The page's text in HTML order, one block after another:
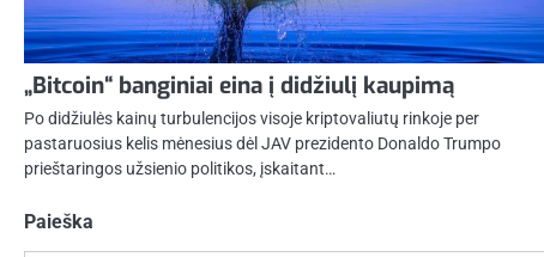
„Bitcoin“ banginiai eina į didžiulį kaupimą
Po didžiulės kainų turbulencijos visoje kriptovaliutų rinkoje per
pastaruosius kelis mėnesius dėl JAV prezidento Donaldo Trumpo
prieštaringos užsienio politikos, įskaitant…
Paieška